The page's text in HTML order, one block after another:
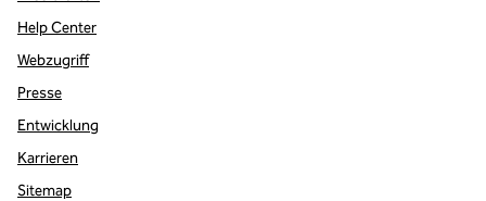
Help Center
Webzugriff
Presse
Entwicklung
Karrieren
Sitemap